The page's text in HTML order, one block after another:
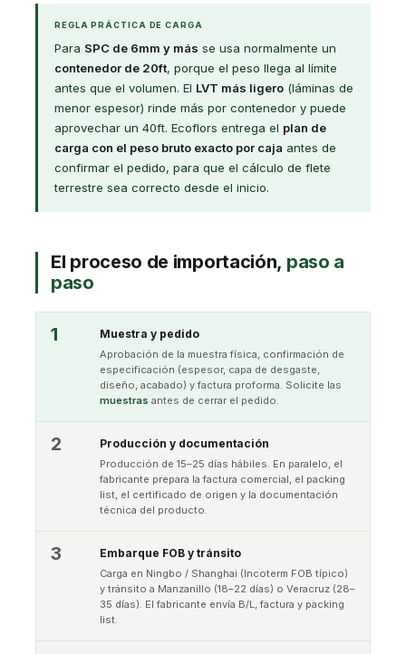
REGLA PRÁCTICA DE CARGA
Para SPC de 6mm y más se usa normalmente un
contenedor de 20ft, porque el peso llega al límite
antes que el volumen. El LVT más ligero (láminas de
menor espesor) rinde más por contenedor y puede
aprovechar un 40ft. Ecoflors entrega el plan de
carga con el peso bruto exacto por caja antes de
confirmar el pedido, para que el cálculo de flete
terrestre sea correcto desde el inicio.
El proceso de importación, paso a
paso
1 Muestra y pedido
Aprobación de la muestra física, confirmación de
especificación (espesor, capa de desgaste,
diseño, acabado) y factura proforma. Solicite las
muestras antes de cerrar el pedido.
2 Producción y documentación
Producción de 15–25 días hábiles. En paralelo, el
fabricante prepara la factura comercial, el packing
list, el certificado de origen y la documentación
técnica del producto.
3 Embarque FOB y tránsito
Carga en Ningbo / Shanghai (Incoterm FOB típico)
y tránsito a Manzanillo (18–22 días) o Veracruz (28–
35 días). El fabricante envía B/L, factura y packing
list.